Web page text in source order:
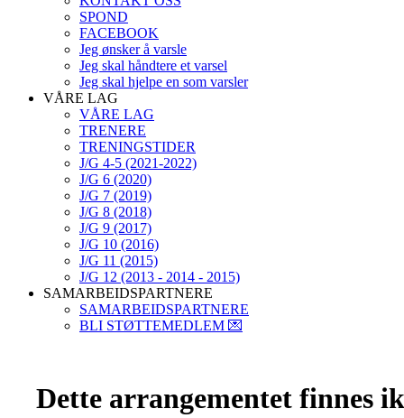
SPOND
FACEBOOK
Jeg ønsker å varsle
Jeg skal håndtere et varsel
Jeg skal hjelpe en som varsler
VÅRE LAG
VÅRE LAG
TRENERE
TRENINGSTIDER
J/G 4-5 (2021-2022)
J/G 6 (2020)
J/G 7 (2019)
J/G 8 (2018)
J/G 9 (2017)
J/G 10 (2016)
J/G 11 (2015)
J/G 12 (2013 - 2014 - 2015)
SAMARBEIDSPARTNERE
SAMARBEIDSPARTNERE
BLI STØTTEMEDLEM 💌
Dette arrangementet finnes